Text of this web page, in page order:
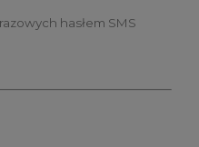
hasłem SMS